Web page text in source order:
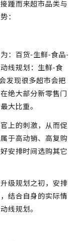
踵而来超市品类与
：
：百货-生鲜-食品-
线规划：生鲜-食
发现很多超市会把
绝大部分新零售门
大比重。
上的刺激，从而促
于高动销、高复购
安排时间选购其它
级规划之初，安排
结合自身的实际情
线规划。